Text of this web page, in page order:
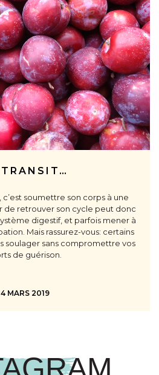
soumettre son corps à une
de retrouver son cycle peut donc
digestif, et parfois mener à
Mais rassurez-vous: certains
soulager sans compromettre vos
de guérison.
MARS 2019